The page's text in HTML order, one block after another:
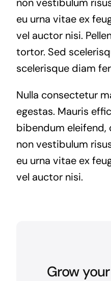
eu urna vitae ex
vel auctor nisi.
tortor. Sed
scelerisque diam
Nulla consectetur
egestas. Mauris
bibendum eleifend,
non vestibulum
eu urna vitae ex
vel auctor nisi.
Grow